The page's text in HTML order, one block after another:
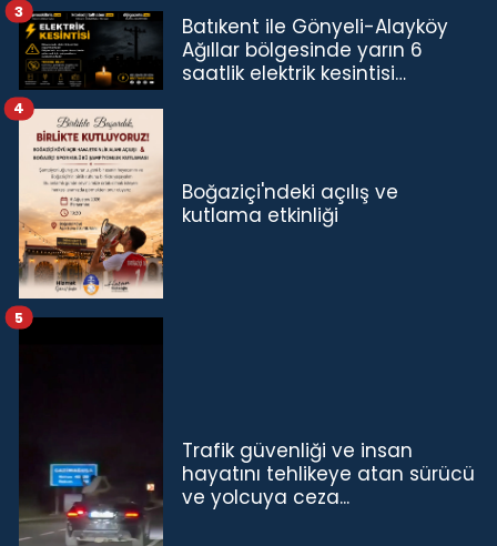
Batıkent ile Gönyeli-Alayköy
Ağıllar bölgesinde yarın 6
saatlik elektrik kesintisi…
3
Boğaziçi'ndeki açılış ve
kutlama etkinliği
4
Trafik güvenliği ve insan
hayatını tehlikeye atan sürücü
ve yolcuya ceza...
5